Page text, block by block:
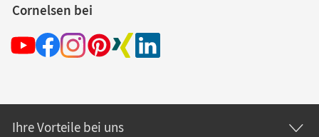
Cornelsen bei
Ihre Vorteile bei uns